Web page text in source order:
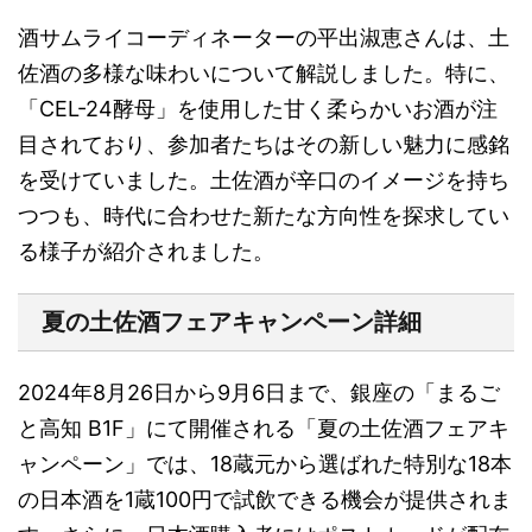
酒サムライコーディネーターの平出淑恵さんは、土
佐酒の多様な味わいについて解説しました。特に、
「CEL-24酵母」を使用した甘く柔らかいお酒が注
目されており、参加者たちはその新しい魅力に感銘
を受けていました。土佐酒が辛口のイメージを持ち
つつも、時代に合わせた新たな方向性を探求してい
る様子が紹介されました。
夏の土佐酒フェアキャンペーン詳細
2024年8月26日から9月6日まで、銀座の「まるご
と高知 B1F」にて開催される「夏の土佐酒フェアキ
ャンペーン」では、18蔵元から選ばれた特別な18本
の日本酒を1蔵100円で試飲できる機会が提供されま